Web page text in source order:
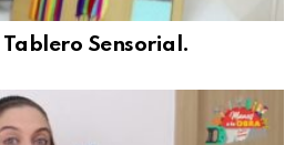
Sensorial.